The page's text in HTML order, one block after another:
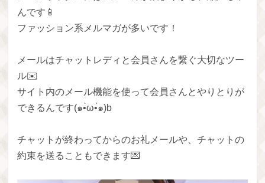
んです📱
ファッション系メルマガが多いです！
メールはチャットレディと会員さんを繋ぐ大切なツー
ル✉️
サイト内のメール機能を使って会員さんとやりとりが
できるんです(๑•̀ω•́๑)b
チャットが終わってからのお礼メールや、チャットの
約束を送ることもできます💌